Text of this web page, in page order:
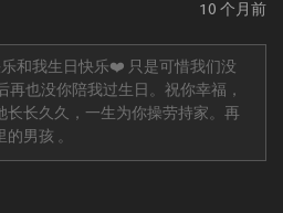
10 个月前
和我生日快乐❤️ 只是可惜我们没
再也没你陪我过生日。祝你幸福，
长长久久，一生为你操劳持家。再
男孩 。